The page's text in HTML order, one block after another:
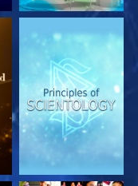
EXPLORA LAS
SERIES